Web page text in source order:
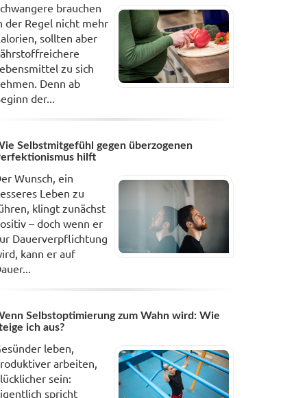
brauchen
der Regel nicht mehr
sollten aber
zu sich
Denn ab
der...
Selbstmitgefühl gegen überzogenen
hilft
Wunsch, ein
Leben zu
klingt zunächst
– doch wenn er
Dauerverpflichtung
kann er auf
Selbstoptimierung zum Wahn wird: Wie
ich aus?
leben,
arbeiten,
sein:
spricht